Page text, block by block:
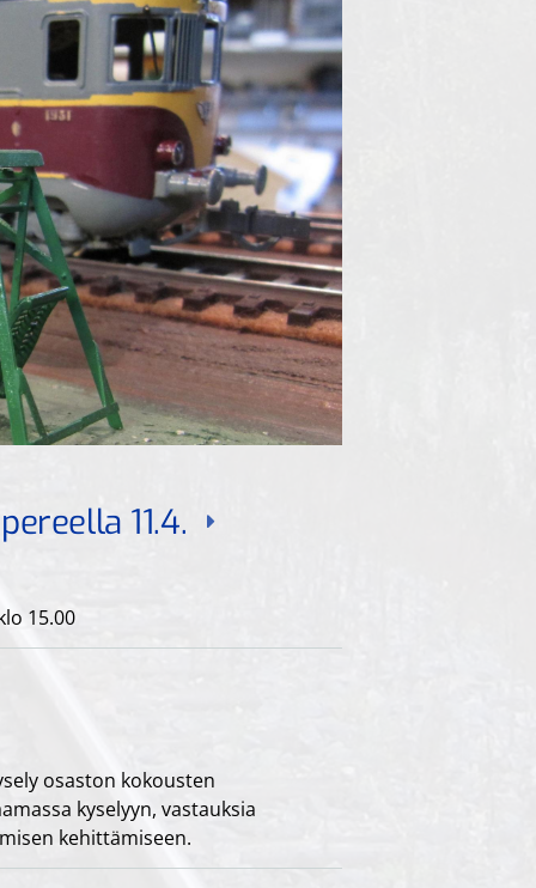
11.4.
15.00
osaston kokousten
kyselyyn, vastauksia
kehittämiseen.